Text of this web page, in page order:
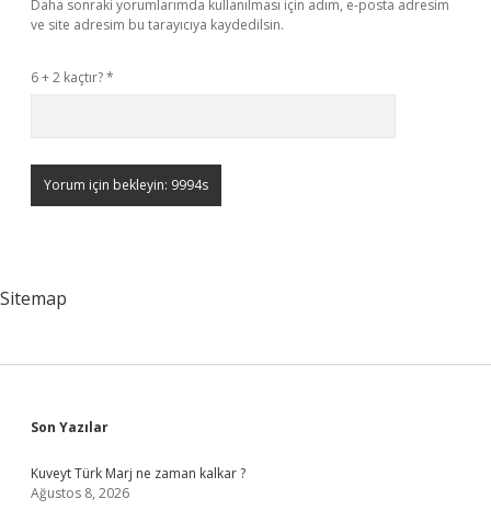
Daha sonraki yorumlarımda kullanılması için adım, e-posta adresim
ve site adresim bu tarayıcıya kaydedilsin.
6 + 2 kaçtır?*
Sitemap
Sidebar
Son Yazılar
Kuveyt Türk Marj ne zaman kalkar ?
Ağustos 8, 2026